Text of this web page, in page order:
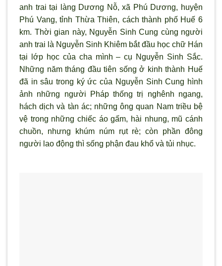
anh trai tại làng Dương Nỗ, xã Phú Dương, huyện
Phú Vang, tỉnh Thừa Thiên, cách thành phố Huế 6
km. Thời gian này, Nguyễn Sinh Cung cùng người
anh trai là Nguyễn Sinh Khiêm bắt đầu học chữ Hán
tại lớp học của cha mình – cụ Nguyễn Sinh Sắc.
Những năm tháng đầu tiên sống ở kinh thành Huế
đã in sâu trong ký ức của Nguyễn Sinh Cung hình
ảnh những người Pháp thống trị nghênh ngang,
hách dịch và tàn ác; những ông quan Nam triều bệ
vệ trong những chiếc áo gấm, hài nhung, mũ cánh
chuồn, nhưng khúm núm rụt rè; còn phần đông
người lao động thì sống phận đau khổ và tủi nhục.